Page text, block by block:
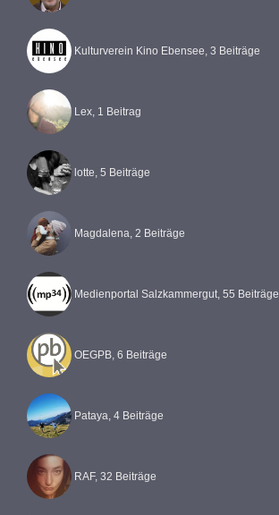
Kulturverein Kino Ebensee, 3 Beiträge
Lex, 1 Beitrag
lotte, 5 Beiträge
Magdalena, 2 Beiträge
Medienportal Salzkammergut, 55 Beiträge
OEGPB, 6 Beiträge
Pataya, 4 Beiträge
RAF, 32 Beiträge